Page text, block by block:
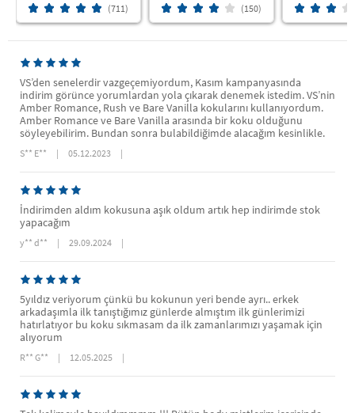
(711) (150)
VS’den senelerdir vazgeçemiyordum, Kasım kampanyasında
indirim görünce yorumlardan yola çıkarak denemek istedim. VS’nin
Amber Romance, Rush ve Bare Vanilla kokularını kullanıyordum.
Amber Romance ve Bare Vanilla arasında bir koku olduğunu
söyleyebilirim. Bundan sonra bulabildiğimde alacağım kesinlikle.
S** E** | 05.12.2023 |
İndirimden aldım kokusuna aşık oldum artık hep indirimde stok
yapacağım
y** d** | 29.09.2024 |
5yıldız veriyorum çünkü bu kokunun yeri bende ayrı.. erkek
arkadaşımla ilk tanıştığımız günlerde almıştım ilk günlerimizi
hatırlatıyor bu koku sıkmasam da ilk zamanlarımızı yaşamak için
alıyorum
R** G** | 12.05.2025 |